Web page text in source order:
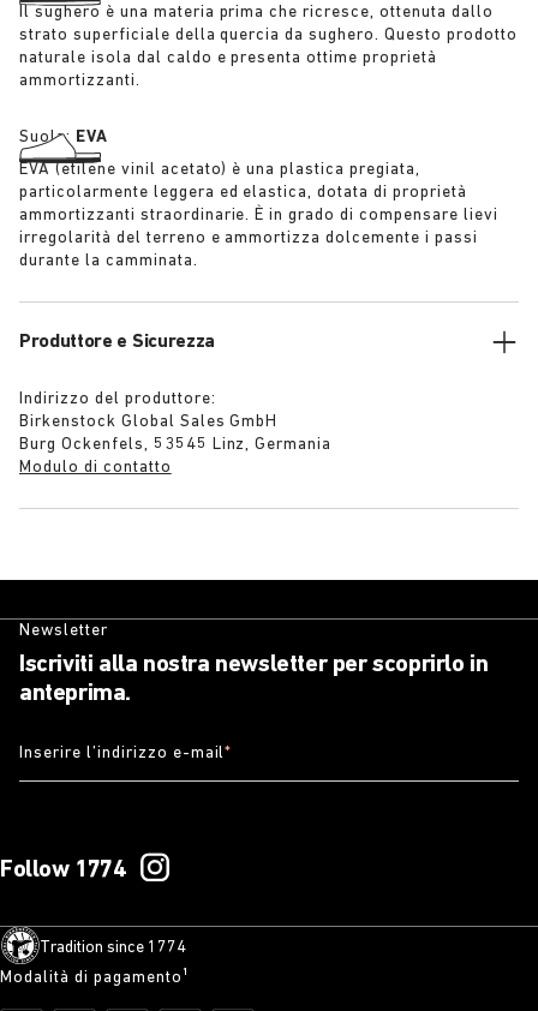
Il sughero è una materia prima che ricresce, ottenuta dallo
strato superficiale della quercia da sughero. Questo prodotto
naturale isola dal caldo e presenta ottime proprietà
ammortizzanti.
Suola: EVA
EVA (etilene vinil acetato) è una plastica pregiata,
particolarmente leggera ed elastica, dotata di proprietà
ammortizzanti straordinarie. È in grado di compensare lievi
irregolarità del terreno e ammortizza dolcemente i passi
durante la camminata.
Produttore e Sicurezza
Indirizzo del produttore:
Birkenstock Global Sales GmbH
Burg Ockenfels, 53545 Linz, Germania
Modulo di contatto
Newsletter
Iscriviti alla nostra newsletter per scoprirlo in
anteprima.
Inserire l’indirizzo e-mail*
Follow 1774
Tradition since 1774
Modalità di pagamento¹